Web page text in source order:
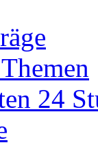
24